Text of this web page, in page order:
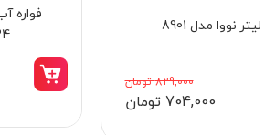
8,398,000 تومان
7,133,000 تومان
فواره